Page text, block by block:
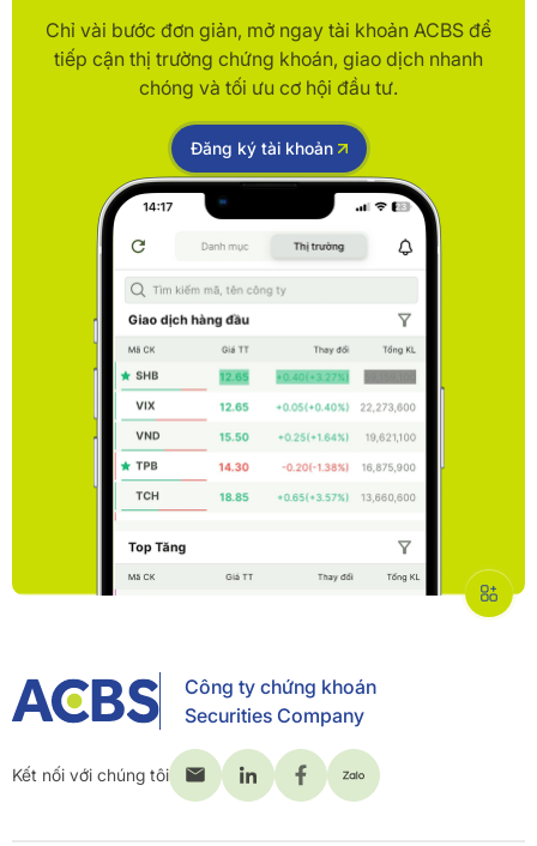
Chỉ vài bước đơn giản, mở ngay tài khoản ACBS để
tiếp cận thị trường chứng khoán, giao dịch nhanh
chóng và tối ưu cơ hội đầu tư.
Đăng ký tài khoản
Công ty chứng khoán
Securities Company
Kết nối với chúng tôi